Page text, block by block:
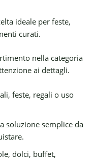
ideale per feste,
curati.
nella categoria
ai dettagli.
feste, regali o uso
soluzione semplice da
dolci, buffet,